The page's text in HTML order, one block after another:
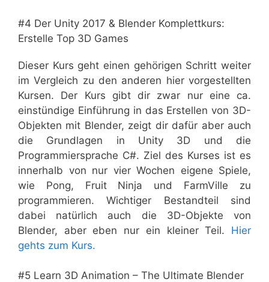
#4 Der Unity 2017 & Blender Komplettkurs:
Erstelle Top 3D Games
Dieser Kurs geht einen gehörigen Schritt weiter
im Vergleich zu den anderen hier vorgestellten
Kursen. Der Kurs gibt dir zwar nur eine ca.
einstündige Einführung in das Erstellen von 3D-
Objekten mit Blender, zeigt dir dafür aber auch
die Grundlagen in Unity 3D und die
Programmiersprache C#. Ziel des Kurses ist es
innerhalb von nur vier Wochen eigene Spiele,
wie Pong, Fruit Ninja und FarmVille zu
programmieren. Wichtiger Bestandteil sind
dabei natürlich auch die 3D-Objekte von
Blender, aber eben nur ein kleiner Teil. Hier
gehts zum Kurs.
#5 Learn 3D Animation – The Ultimate Blender